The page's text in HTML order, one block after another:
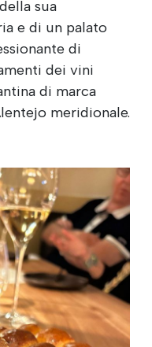
sua
e di un palato
di
dei vini
di marca
meridionale.